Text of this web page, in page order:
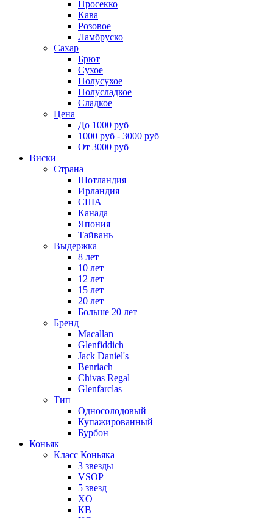
Просекко
Кава
Розовое
Ламбруско
Сахар
Брют
Сухое
Полусухое
Полусладкое
Сладкое
Цена
До 1000 руб
1000 руб - 3000 руб
От 3000 руб
Виски
Страна
Шотландия
Ирландия
США
Канада
Япония
Тайвань
Выдержка
8 лет
10 лет
12 лет
15 лет
20 лет
Больше 20 лет
Бренд
Macallan
Glenfiddich
Jack Daniel's
Benriach
Chivas Regal
Glenfarclas
Тип
Односолодовый
Купажированный
Бурбон
Коньяк
Класс Коньяка
3 звезды
VSOP
5 звезд
XO
КВ